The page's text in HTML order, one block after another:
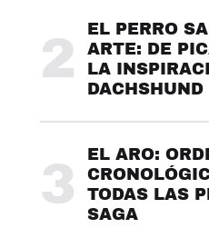
2
EL PERRO
ARTE: DE
LA
DACHSHUND
3
EL ARO:
TODAS LAS
SAGA